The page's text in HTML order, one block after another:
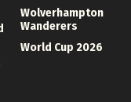
Wolverhampton
Wanderers
World Cup 2026